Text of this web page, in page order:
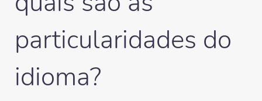
particularidades do
idioma?